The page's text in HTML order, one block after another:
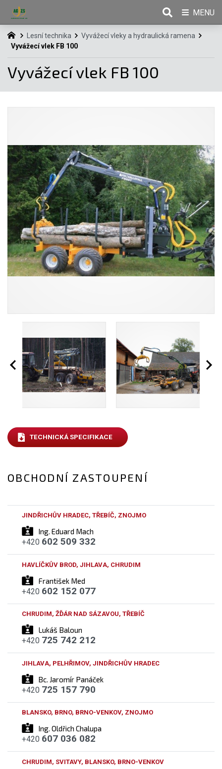
Lesní technika
Vyvážecí vleky a hydraulická ramena
Vyvážecí vlek FB 100
Vyvážecí vlek FB 100
TECHNICKÁ SPECIFIKACE
OBCHODNÍ ZASTOUPENÍ
Ing. Eduard Mach
JINDŘICHŮV HRADEC, TŘEBÍČ, ZNOJMO
+420 602 509 332
František Med
HAVLÍČKŮV BROD, JIHLAVA, CHRUDIM
+420 602 152 077
Lukáš Baloun
CHRUDIM, ŽĎÁR NAD SÁZAVOU, TŘEBÍČ
+420 725 742 212
Bc. Jaromír Panáček
JIHLAVA, PELHŘIMOV, JINDŘICHŮV HRADEC
+420 725 157 790
Ing. Oldřich Chalupa
BLANSKO, BRNO, BRNO-VENKOV, ZNOJMO
+420 607 036 082
CHRUDIM, SVITAVY, BLANSKO, BRNO-VENKOV
MENU